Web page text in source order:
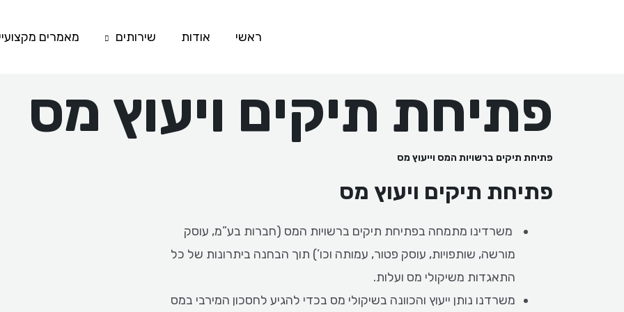
ראשי אודות שירותים מאמרים
פתיחת תיקים ויעוץ מס
פתיחת תיקים ברשויות המס וייעוץ מס
פתיחת תיקים ויעוץ מס
משרדינו מתמחה בפתיחת תיקים ברשויות המס (חברות בע”מ, עוסק
מורשה, שותפויות, עוסק פטור, עמותה וכו’) תוך הבחנה ביתרונות של כל
התאגדות משיקולי מס ועלות.
משרדנו נותן ייעוץ והכוונה בשיקולי מס בכדי להגיע לחסכון המירבי במס